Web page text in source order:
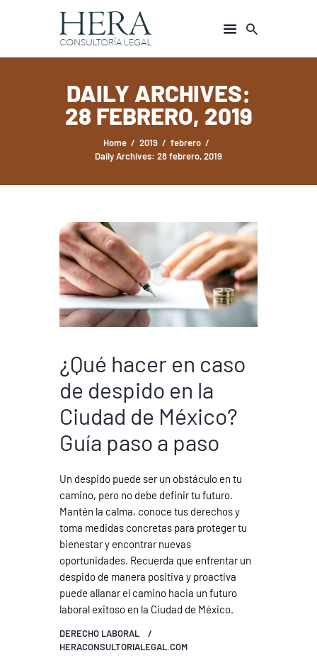
DAILY ARCHIVES:
28 FEBRERO, 2019
Home 2019
febrero
Daily Archives: 28 febrero, 2019
INICIO
ÁREAS DE ESPECIALIDAD
NOSOTROS
CONTACTO
¿Qué hacer en caso
de despido en la
Ciudad de México?
Guía paso a paso
Un despido puede ser un obstáculo en tu
camino, pero no debe definir tu futuro.
Mantén la calma, conoce tus derechos y
toma medidas concretas para proteger tu
bienestar y encontrar nuevas
oportunidades. Recuerda que enfrentar un
despido de manera positiva y proactiva
puede allanar el camino hacia un futuro
laboral exitoso en la Ciudad de México.
DERECHO LABORAL
HERACONSULTORIALEGAL.COM